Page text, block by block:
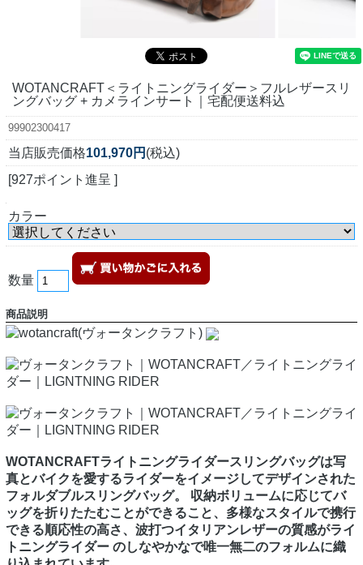
WOTANCRAFT＜ライトニングライダー＞フルレザースリ
ングバッグ + カメラインサート｜宅配便送料込
99902300417
当店販売価格101,970円 (税込)
[927ポイント進呈 ]
カラー
数量
商品説明
WOTANCRAFTライトニングライダースリングバッグは写
真とバイクを愛するライダーをイメージしてデザインされた
フォルダブルスリングバッグ。 収納ボリュームに応じてバ
ッグを折りたたむことができること、多様なスタイルで携行
できる順応性の高さ、波打つイタリアンレザーの質感がライ
トニングライダー のしなやかなで唯一無二のフォルムに織